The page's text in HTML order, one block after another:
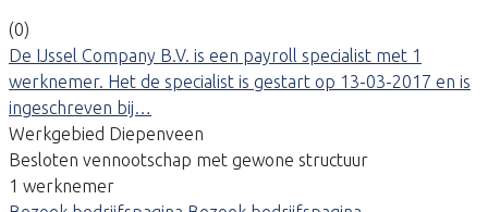
(0)
De IJssel Company B.V. is een payroll specialist met 1
werknemer. Het de specialist is gestart op 13-03-2017 en is
ingeschreven bij…
Werkgebied Diepenveen
Besloten vennootschap met gewone structuur
1 werknemer